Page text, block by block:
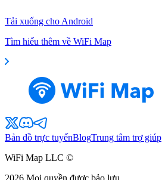
Tải xuống cho Android
Tìm hiểu thêm về WiFi Map
Bản đồ trực tuyếnBlogTrung tâm trợ giúp
WiFi Map LLC ©
2026 Mọi quyền được bảo lưu